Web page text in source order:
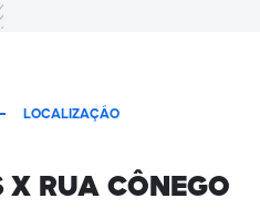
LOCALIZAÇÃO
RUA CÔNEGO